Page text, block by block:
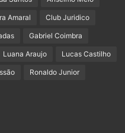
Amaral Club Juridico
Gabriel Coimbra
Luana Araujo Lucas Castilho
Ronaldo Junior